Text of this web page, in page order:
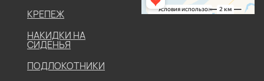
КРЕПЕЖ
НАКИДКИ НА
СИДЕНЬЯ
ПОДЛОКОТНИКИ